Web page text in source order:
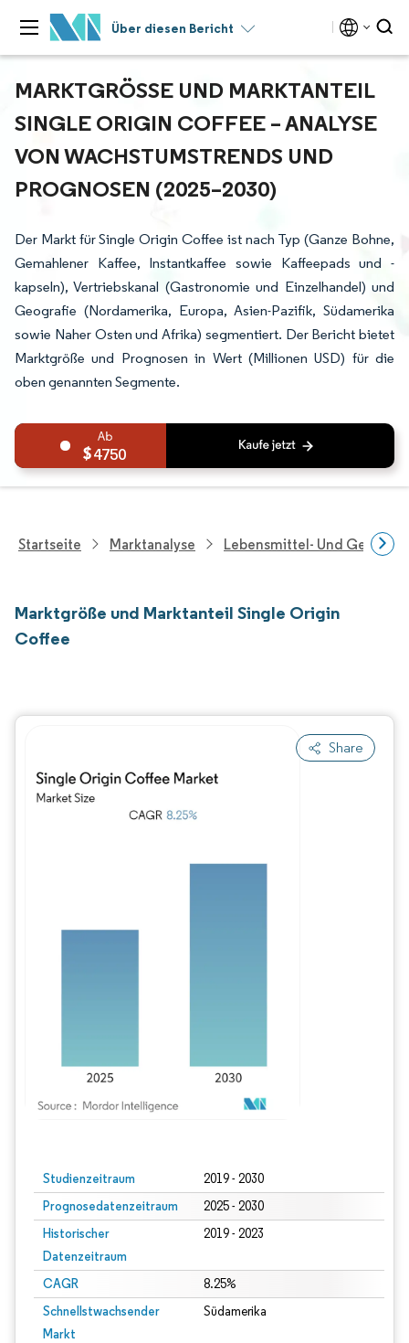
Über diesen Bericht
MARKTGRÖSSE UND MARKTANTEIL S
INGLE ORIGIN COFFEE – ANALYSE V
ON WACHSTUMSTRENDS UND P
ROGNOSEN (2025–2030)
Der Markt für Single Origin Coffee ist nach Typ (Ganze Bohne,
Gemahlener Kaffee, Instantkaffee sowie Kaffeepads und -
kapseln), Vertriebskanal (Gastronomie und Einzelhandel) und
Geografie (Nordamerika, Europa, Asien-Pazifik, Südamerika
sowie Naher Osten und Afrika) segmentiert. Der Bericht bietet
Marktgröße und Prognosen in Wert (Millionen USD) für die
oben genannten Segmente.
4750
Startseite Marktanalyse Lebensmittel- Und
Marktgröße und Marktanteil Single Origin
Coffee
Share
Studienzeitraum 2019 - 2030
Prognosedatenzeitraum 2025 - 2030
Historischer
Datenzeitraum
2019 - 2023
CAGR 8.25%
Schnellstwachsender
Markt
Südamerika